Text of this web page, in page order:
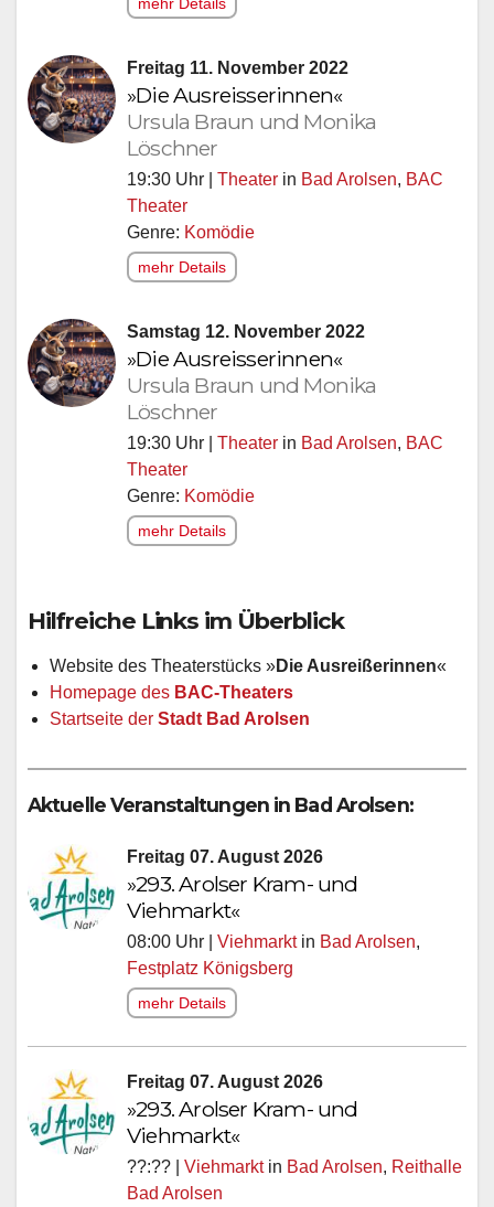
Freitag 11. November 2022
»Die Ausreisserinnen«
Ursula Braun und Monika
Löschner
19:30 Uhr | Theater in Bad Arolsen, BAC
Theater
Genre: Komödie
mehr Details
Samstag 12. November 2022
»Die Ausreisserinnen«
Ursula Braun und Monika
Löschner
19:30 Uhr | Theater in Bad Arolsen, BAC
Theater
Genre: Komödie
mehr Details
Hilfreiche Links im Überblick
Website des Theaterstücks »Die Ausreißerinnen«
Homepage des BAC-Theaters
Startseite der Stadt Bad Arolsen
Aktuelle Veranstaltungen in Bad Arolsen:
Freitag 07. August 2026
»293. Arolser Kram- und
Viehmarkt«
08:00 Uhr | Viehmarktin Bad Arolsen,
Festplatz Königsberg
mehr Details
Freitag 07. August 2026
»293. Arolser Kram- und
Viehmarkt«
??:?? | Viehmarktin Bad Arolsen, Reithalle
Bad Arolsen